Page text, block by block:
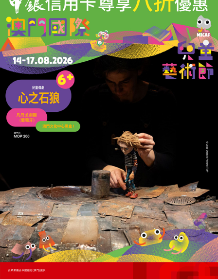
李強：加大支持雄安新區建設